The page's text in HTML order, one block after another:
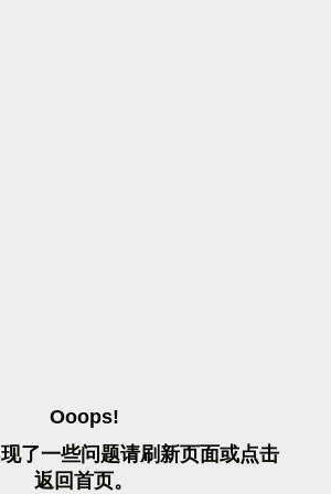
OOOPS!
现了一些问题请刷 新页面或点击
返 回首页。